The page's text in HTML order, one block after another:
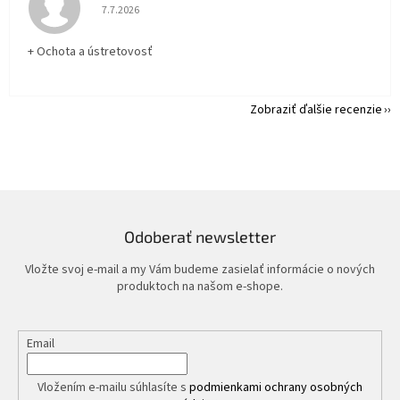
Hodnotenie obchodu je 5 z 5 hviezdičiek.
7.7.2026
+ Ochota a ústretovosť
Zobraziť ďalšie recenzie
Odoberať newsletter
Vložte svoj e-mail a my Vám budeme zasielať informácie o nových
produktoch na našom e-shope.
Email
Vložením e-mailu súhlasíte s podmienkami ochrany osobných